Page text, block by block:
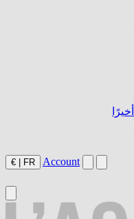
FR
€ Account